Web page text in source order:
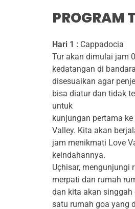
PROGRAM
Hari 1 :Cappadocia
Tur akan dimulai jam
kedatangan di
disesuaikan agar
bisa diatur dan tidak
untuk
kunjungan pertama ke
Valley. Kita akan
jam menikmati Love
keindahannya.
Uçhisar, mengunjungi
merpati dan rumah
dan kita akan singgah
satu rumah goa yang